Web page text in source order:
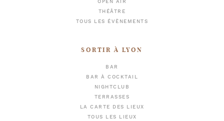
OPEN AIR
THÉÂTRE
TOUS LES ÉVÈNEMENTS
SORTIR À LYON
BAR
BAR À COCKTAIL
NIGHTCLUB
TERRASSES
LA CARTE DES LIEUX
TOUS LES LIEUX